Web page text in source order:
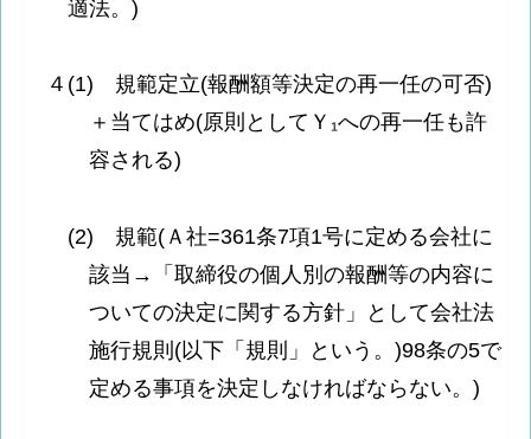
適法。)
４(1) 規範定立(報酬額等決定の再一任の可否)
＋当てはめ(原則としてＹ₁への再一任も許
容される)
(2) 規範(Ａ社=361条7項1号に定める会社に
該当→「取締役の個人別の報酬等の内容に
ついての決定に関する方針」として会社法
施行規則(以下「規則」という。)98条の5で
定める事項を決定しなければならない。)